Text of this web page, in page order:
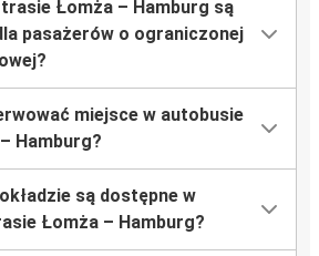
Łomża – Hamburg są
pasażerów o ograniczonej
miejsce w autobusie
Hamburg?
są dostępne w
Łomża – Hamburg?